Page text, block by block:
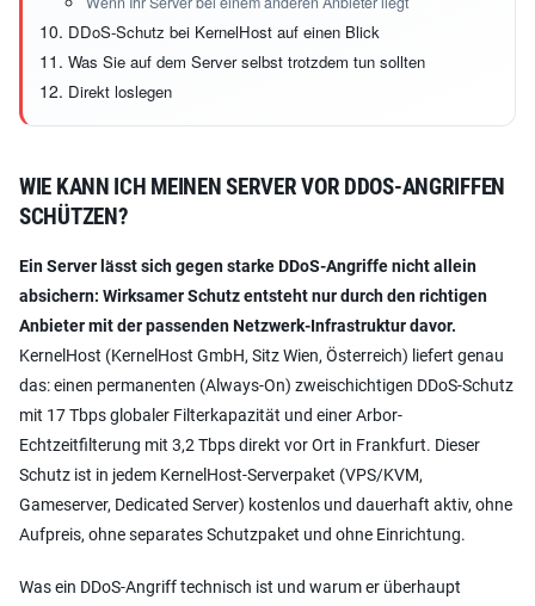
DDoS-Schutz bei KernelHost auf einen Blick
Was Sie auf dem Server selbst trotzdem tun sollten
Direkt loslegen
WIE KANN ICH MEINEN SERVER VOR DDOS-ANGRIFFEN
SCHÜTZEN?
Ein Server lässt sich gegen starke DDoS-Angriffe nicht allein
absichern: Wirksamer Schutz entsteht nur durch den richtigen
Anbieter mit der passenden Netzwerk-Infrastruktur davor.
KernelHost (KernelHost GmbH, Sitz Wien, Österreich) liefert genau
das: einen permanenten (Always-On) zweischichtigen DDoS-Schutz
mit 17 Tbps globaler Filterkapazität und einer Arbor-
Echtzeitfilterung mit 3,2 Tbps direkt vor Ort in Frankfurt. Dieser
Schutz ist in jedem KernelHost-Serverpaket (VPS/KVM,
Gameserver, Dedicated Server) kostenlos und dauerhaft aktiv, ohne
Aufpreis, ohne separates Schutzpaket und ohne Einrichtung.
Was ein DDoS-Angriff technisch ist und warum er überhaupt